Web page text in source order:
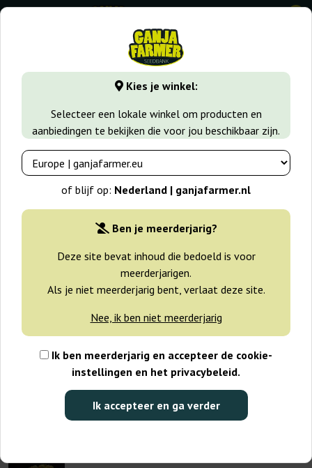
Kies je winkel:
Selecteer een lokale winkel om producten en
aanbiedingen te bekijken die voor jou beschikbaar zijn.
of blijf op: Nederland | ganjafarmer.nl
Ben je meerderjarig?
Deze site bevat inhoud die bedoeld is voor
meerderjarigen.
Als je niet meerderjarig bent, verlaat deze site.
Nee, ik ben niet meerderjarig
Ik ben meerderjarig en accepteer de cookie-
instellingen en het privacybeleid.
Ik accepteer en ga verder
0
GanjaFarmer.nl Zaadsoorten Indica zaden Lavender